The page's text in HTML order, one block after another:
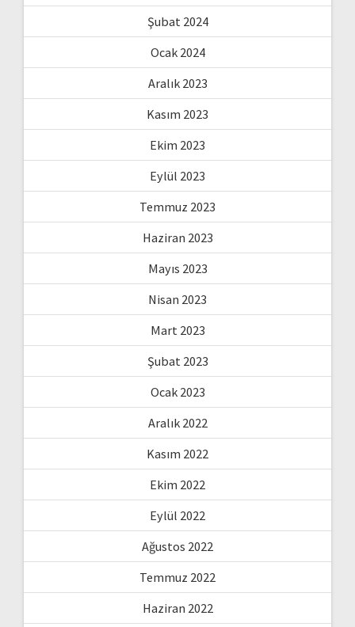
Şubat 2024
Ocak 2024
Aralık 2023
Kasım 2023
Ekim 2023
Eylül 2023
Temmuz 2023
Haziran 2023
Mayıs 2023
Nisan 2023
Mart 2023
Şubat 2023
Ocak 2023
Aralık 2022
Kasım 2022
Ekim 2022
Eylül 2022
Ağustos 2022
Temmuz 2022
Haziran 2022